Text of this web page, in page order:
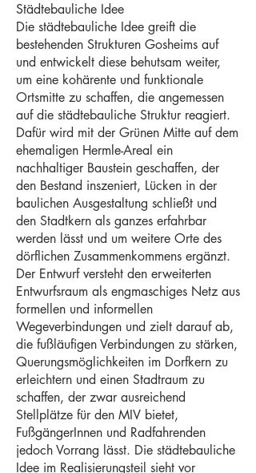
Städtebauliche Idee
Die städtebauliche Idee greift die
bestehenden Strukturen Gosheims auf
und entwickelt diese behutsam weiter,
um eine kohärente und funktionale
Ortsmitte zu schaffen, die angemessen
auf die städtebauliche Struktur reagiert.
Dafür wird mit der Grünen Mitte auf dem
ehemaligen Hermle-Areal ein
nachhaltiger Baustein geschaffen, der
den Bestand inszeniert, Lücken in der
baulichen Ausgestaltung schließt und
den Stadtkern als ganzes erfahrbar
werden lässt und um weitere Orte des
dörflichen Zusammenkommens ergänzt.
Der Entwurf versteht den erweiterten
Entwurfsraum als engmaschiges Netz aus
formellen und informellen
Wegeverbindungen und zielt darauf ab,
die fußläufigen Verbindungen zu stärken,
Querungsmöglichkeiten im Dorfkern zu
erleichtern und einen Stadtraum zu
schaffen, der zwar ausreichend
Stellplätze für den MIV bietet,
FußgängerInnen und Radfahrenden
jedoch Vorrang lässt. Die städtebauliche
Idee im Realisierungsteil sieht vor